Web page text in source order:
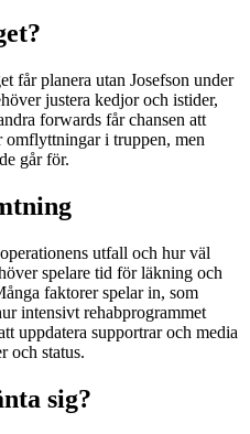
får planera utan Josefson under
justera kedjor och istider,
forwards får chansen att
i truppen, men
går för.
utfall och hur väl
spelare tid för läkning och
faktorer spelar in, som
intensivt rehabprogrammet
uppdatera supportrar och media
och status.
sig?